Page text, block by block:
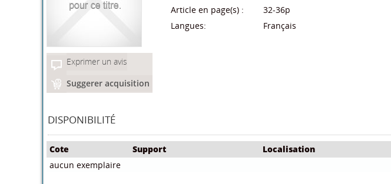
Exprimer un avis
Suggerer acquisition
Article en page(s) :
32-36p
Langues:
Français
DISPONIBILITÉ
Cote Support Localisation
aucun exemplaire